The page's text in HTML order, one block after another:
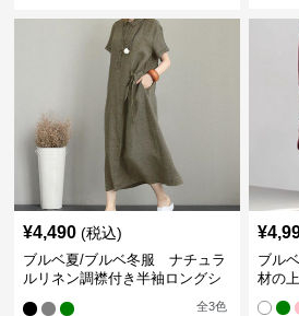
¥4,490 (税込)
ブルベ夏/ブルベ冬服 ナチュラ
ルリネン調襟付き半袖ロングシ
全3色
¥
ブル
材の